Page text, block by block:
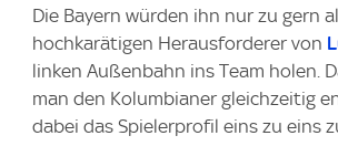
Die Bayern würden ihn nur zu gern
hochkarätigen Herausforderer von
linken Außenbahn ins Team holen.
man den Kolumbianer gleichzeitig
dabei das Spielerprofil eins zu eins